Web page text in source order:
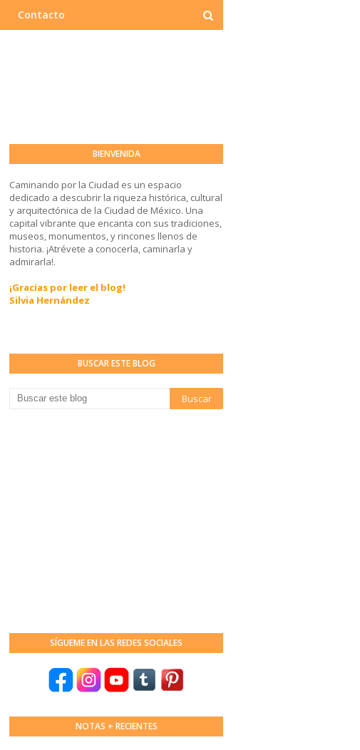
Contacto
BIENVENIDA
Caminando por la Ciudad es un espacio
dedicado a descubrir la riqueza histórica, cultural
y arquitectónica de la Ciudad de México. Una
capital vibrante que encanta con sus tradiciones,
museos, monumentos, y rincones llenos de
historia. ¡Atrévete a conocerla, caminarla y
admirarla!.
¡Gracias por leer el blog!
Silvia Hernández
BUSCAR ESTE BLOG
SÍGUEME EN LAS REDES SOCIALES
NOTAS + RECIENTES